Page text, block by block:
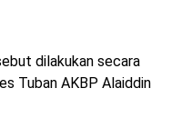
dilakukan secara
Tuban AKBP Alaiddin